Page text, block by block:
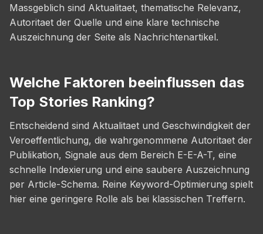
Massgeblich sind Aktualitaet, thematische Relevanz,
Autoritaet der Quelle und eine klare technische
Auszeichnung der Seite als Nachrichtenartikel.
Welche Faktoren beeinflussen das
Top Stories Ranking?
Entscheidend sind Aktualitaet und Geschwindigkeit der
Veroeffentlichung, die wahrgenommene Autoritaet der
Publikation, Signale aus dem Bereich E-E-A-T, eine
schnelle Indexierung und eine saubere Auszeichnung
per Article-Schema. Reine Keyword-Optimierung spielt
hier eine geringere Rolle als bei klassischen Treffern.